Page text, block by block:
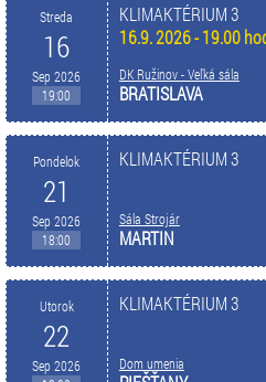
Streda
16
Sep 2026
19:00
KLIMAKTÉRIUM 3
16.9. 2026 - 19.00
DK Ružinov - Veľká sála
BRATISLAVA
Pondelok
21
Sep 2026
18:00
KLIMAKTÉRIUM 3
Sála Strojár
MARTIN
Utorok
22
Sep 2026
KLIMAKTÉRIUM 3
Dom umenia